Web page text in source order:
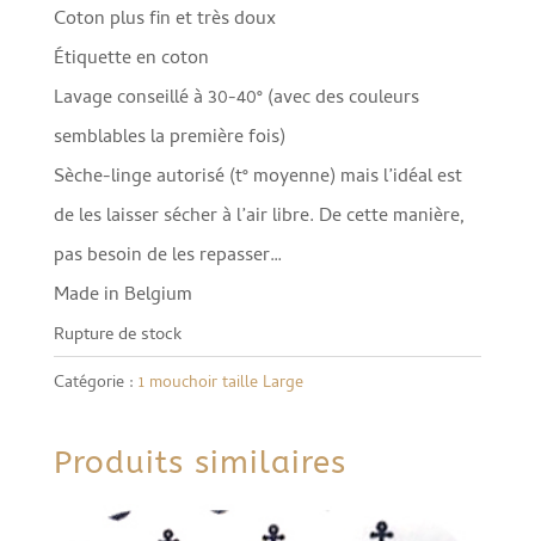
Coton plus fin et très doux
Étiquette en coton
Lavage conseillé à 30-40° (avec des couleurs
semblables la première fois)
Sèche-linge autorisé (t° moyenne) mais l’idéal est
de les laisser sécher à l’air libre. De cette manière,
pas besoin de les repasser…
Made in Belgium
Rupture de stock
Catégorie : 1 mouchoir taille Large
Produits similaires